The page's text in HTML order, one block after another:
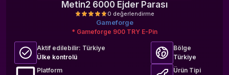
Metin2 6000 Ejder Parası
Gameforge
* Gameforge 900 TRY E-Pin
Aktif edilebilir: Türkiye
Ülke kontrolü
Bölge
Türkiye
Platform
Ürün Tipi